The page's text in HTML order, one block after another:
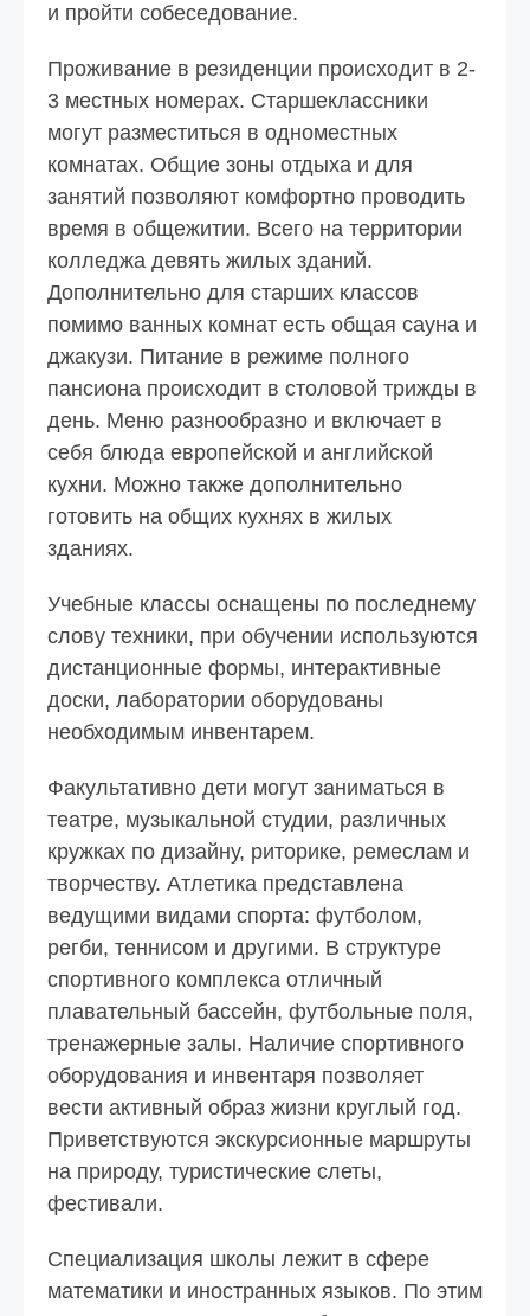
и пройти собеседование.
Проживание в резиденции происходит в 2-
3 местных номерах. Старшеклассники
могут разместиться в одноместных
комнатах. Общие зоны отдыха и для
занятий позволяют комфортно проводить
время в общежитии. Всего на территории
колледжа девять жилых зданий.
Дополнительно для старших классов
помимо ванных комнат есть общая сауна и
джакузи. Питание в режиме полного
пансиона происходит в столовой трижды в
день. Меню разнообразно и включает в
себя блюда европейской и английской
кухни. Можно также дополнительно
готовить на общих кухнях в жилых
зданиях.
Учебные классы оснащены по последнему
слову техники, при обучении используются
дистанционные формы, интерактивные
доски, лаборатории оборудованы
необходимым инвентарем.
Факультативно дети могут заниматься в
театре, музыкальной студии, различных
кружках по дизайну, риторике, ремеслам и
творчеству. Атлетика представлена
ведущими видами спорта: футболом,
регби, теннисом и другими. В структуре
спортивного комплекса отличный
плавательный бассейн, футбольные поля,
тренажерные залы. Наличие спортивного
оборудования и инвентаря позволяет
вести активный образ жизни круглый год.
Приветствуются экскурсионные маршруты
на природу, туристические слеты,
фестивали.
Специализация школы лежит в сфере
математики и иностранных языков. По этим